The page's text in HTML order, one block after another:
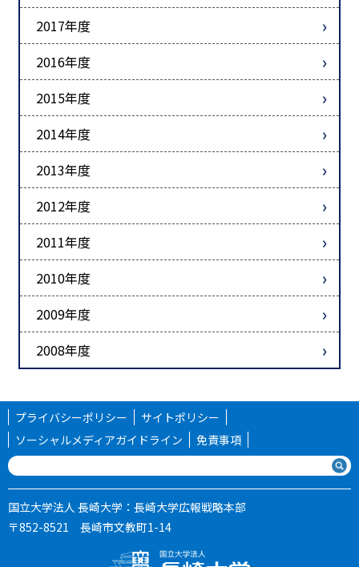
2017年度
2016年度
2015年度
2014年度
2013年度
2012年度
2011年度
2010年度
2009年度
2008年度
プライバシーポリシー
サイトポリシー
ソーシャルメディアガイドライン
免責事項
国立大学法人 長崎大学：長崎大学広報戦略本部
〒852-8521 長崎市文教町1-14